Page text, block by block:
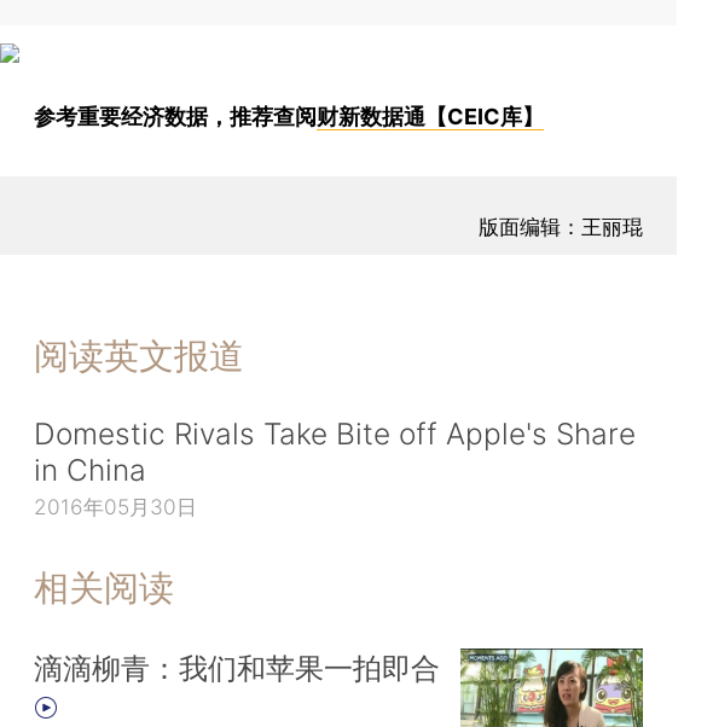
参考重要经济数据，推荐查阅财新数据通【CEIC库】
版面编辑：王丽琨
阅读英文报道
Domestic Rivals Take Bite off Apple's Share
in China
2016年05月30日
相关阅读
滴滴柳青：我们和苹果一拍即合